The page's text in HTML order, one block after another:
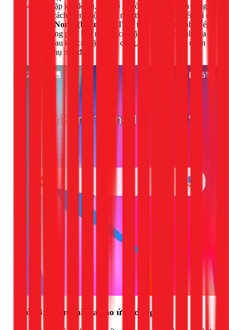
Nếu gặp khó khăn, một số người dùng đã thành công
bằng cách thêm một ngôn ngữ thứ hai ít phổ biến, ví dụ
"Norsk (bokmål)"
. Thao tác này dường như "ép"
hệ thống phải làm mới lại cài đặt ngôn ngữ chính của
bạn. Sau khi cài đặt thành công, bạn có thể xóa ngôn
ngữ phụ này đi.
Bước 3: Thêm lại loa vào ứng dụng